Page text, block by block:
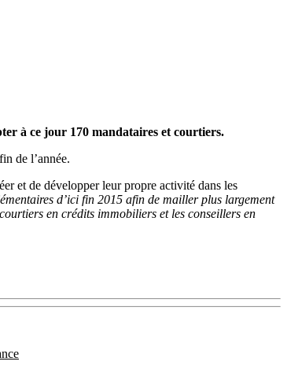
à ce jour 170 mandataires et courtiers.
de l’année.
et de développer leur propre activité dans les
d’ici fin 2015 afin de mailler plus largement
en crédits immobiliers et les conseillers en